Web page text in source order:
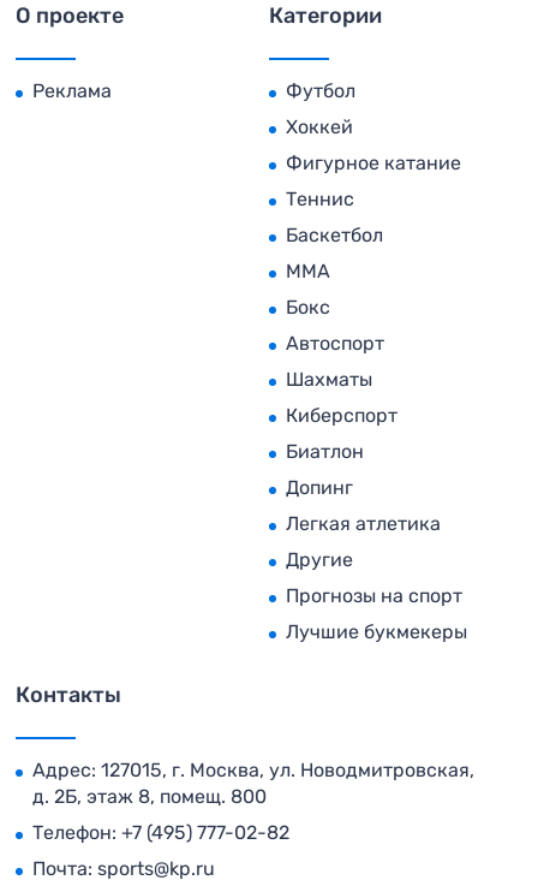
О проекте
Реклама
Категории
Футбол
Хоккей
Фигурное катание
Теннис
Баскетбол
MMA
Бокс
Автоспорт
Шахматы
Киберспорт
Биатлон
Допинг
Легкая атлетика
Другие
Прогнозы на спорт
Лучшие букмекеры
Контакты
Адрес: 127015, г. Москва, ул. Новодмитровская,
д. 2Б, этаж 8, помещ. 800
Телефон: +7 (495) 777-02-82
Почта: sports@kp.ru